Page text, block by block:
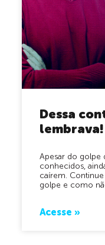
Dessa
lembrava!
Apesar do golpe
conhecidos,
caírem. Continue
golpe e como
Acesse »